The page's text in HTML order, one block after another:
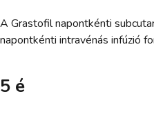
A Grastofil napontkénti
napontkénti intravénás infúzió
5 é